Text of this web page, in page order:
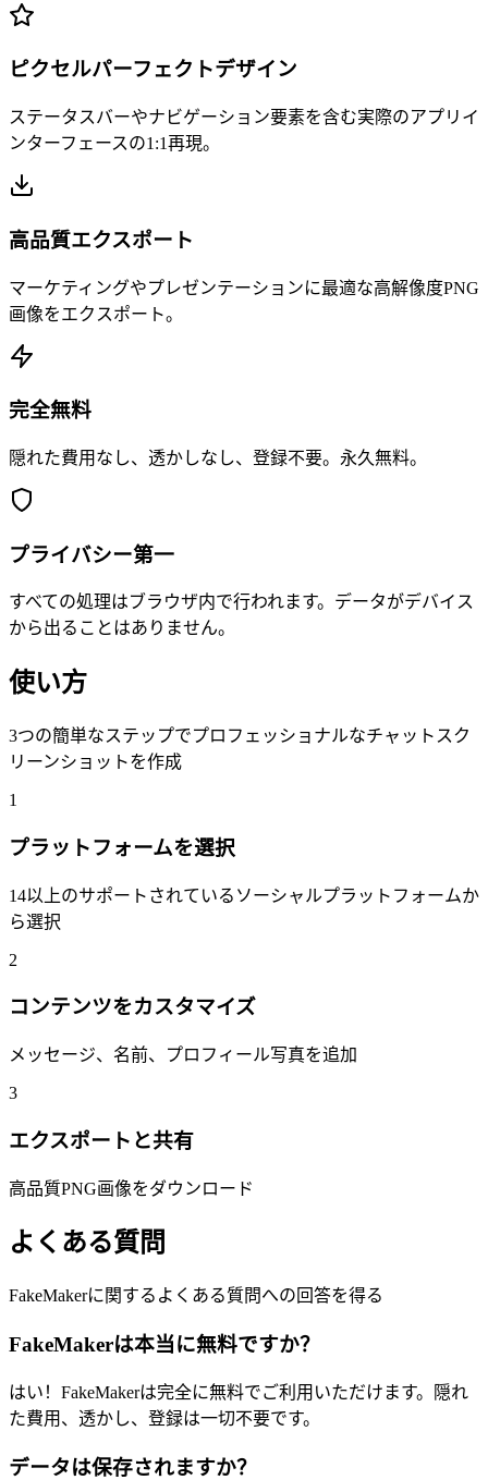
ピクセルパーフェクトデザイン
ステータスバーやナビゲーション要素を含む実際のアプリイ
ンターフェースの1:1再現。
高品質エクスポート
マーケティングやプレゼンテーションに最適な高解像度PNG
画像をエクスポート。
完全無料
隠れた費用なし、透かしなし、登録不要。永久無料。
プライバシー第一
すべての処理はブラウザ内で行われます。データがデバイス
から出ることはありません。
使い方
3つの簡単なステップでプロフェッショナルなチャットスク
リーンショットを作成
1
プラットフォームを選択
14以上のサポートされているソーシャルプラットフォームか
ら選択
2
コンテンツをカスタマイズ
メッセージ、名前、プロフィール写真を追加
3
エクスポートと共有
高品質PNG画像をダウンロード
よくある質問
FakeMakerに関するよくある質問への回答を得る
FakeMakerは本当に無料ですか？
はい！FakeMakerは完全に無料でご利用いただけます。隠れ
た費用、透かし、登録は一切不要です。
データは保存されますか？